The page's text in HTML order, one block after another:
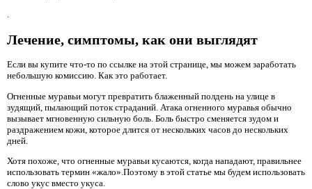
.
Лечение, симптомы, как они выглядят
Если вы купите что-то по ссылке на этой странице, мы можем заработать
небольшую комиссию. Как это работает.
Огненные муравьи могут превратить блаженный полдень на улице в
зудящий, пылающий поток страданий. Атака огненного муравья обычно
вызывает мгновенную сильную боль. Боль быстро сменяется зудом и
раздражением кожи, которое длится от нескольких часов до нескольких
дней.
Хотя похоже, что огненные муравьи кусаются, когда нападают, правильнее
использовать термин «жало».Поэтому в этой статье мы будем использовать
слово укус вместо укуса.